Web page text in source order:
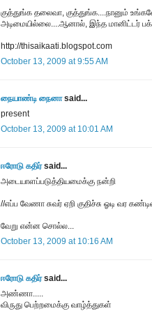
குத்துங்க தலைவா, குத்துங்க....நானும்
அடிமையில்லை....ஆனால், இந்த மானிட்டர்
http://thisaikaati.blogspot.com
October 13, 2009 at 9:55 AM
நையாண்டி நைனாsaid...
present
October 13, 2009 at 10:01 AM
ஈரோடு கதிர்said...
அடையாளப்படுத்தியமைக்கு நன்றி
//எப்ப வேணா சுவர் ஏறி குதிச்சு ஓடி வர
வேறு என்ன சொல்ல...
October 13, 2009 at 10:16 AM
ஈரோடு கதிர்said...
அண்ணா.....
விருது பெற்றமைக்கு வாழ்த்துகள்